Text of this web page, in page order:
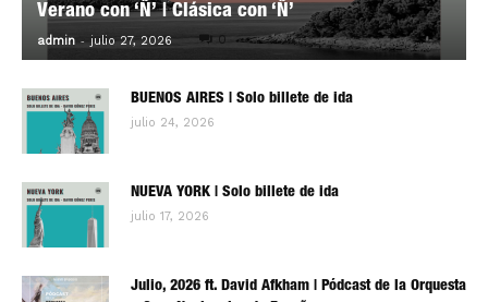
Verano con ‘Ñ’ | Clásica con ‘Ñ’
admin - julio 27, 2026 0
BUENOS AIRES | Solo billete de ida
julio 24, 2026
NUEVA YORK | Solo billete de ida
julio 17, 2026
Julio, 2026 ft. David Afkham | Pódcast de la Orquesta